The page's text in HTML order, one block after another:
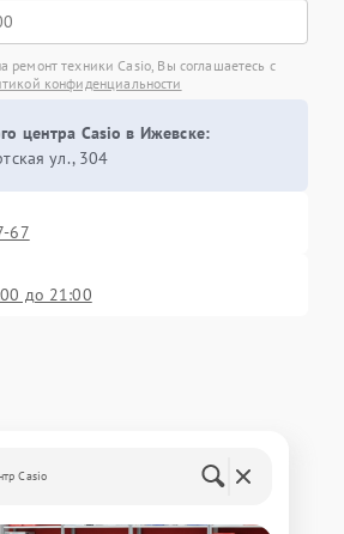
ремонт техники Casio, Вы соглашаетесь с
конфиденциальности
центра Casio в Ижевске:
ул., 304
67
до 21:00
Casio